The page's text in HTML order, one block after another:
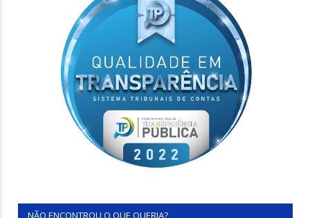
NÃO ENCONTROU O QUE QUERIA?